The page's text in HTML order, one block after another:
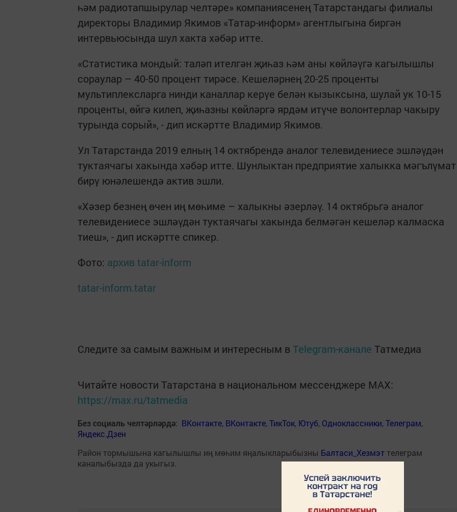
һәм радиотапшырулар челтәре» компаниясенең Татарстандагы филиалы
директоры Владимир Якимов «Татар-информ» агентлыгына биргән
интервьюсында шул хакта хәбәр итте.
«Статистика мондый: таләп ителгән җиһаз һәм аны көйләүгә кагылышлы
сораулар – 40-50 процент тирәсе. Кешеләрнең 20-25 проценты
мультиплексларга нинди каналлар керүе белән кызыксына, шулай ук 10-15
проценты, өйгә килеп, җиһазны көйләргә ярдәм итүче волонтерлар чакыру
турында сорый», - дип искәртте Владимир Якимов.
Ул Татарстанда 2019 елның 14 октябрендә аналог телевидениесе эшләүдән
туктаячагы хакында хәбәр итте. Шунлыктан предприятие халыкка мәгълүмат
бирү юнәлешендә актив эшли.
«Хәзер безнең өчен иң мөһиме – халыкны әзерләү. 14 октябрьгә аналог
телевидениесе эшләүдән туктаячагы хакында белмәгән кешеләр калмаска
тиеш», - дип искәртте спикер.
Фото: архив tatar-inform
tatar-inform.tatar
Следите за самым важным и интересным в Telegram-канале Татмедиа
Читайте новости Татарстана в национальном мессенджере MАХ:
https://max.ru/tatmedia
Без социаль челтәрләрдә: ВКонтакте, ВКонтакте,ТикТок, Ютуб, Одноклассники,Телеграм,
Яндекс.Дзен
Район тормышына кагылышлы иң мөһим яңалыкларыбызны Балтаси_Хезмэт телеграм
каналыбызда да укыгыз.